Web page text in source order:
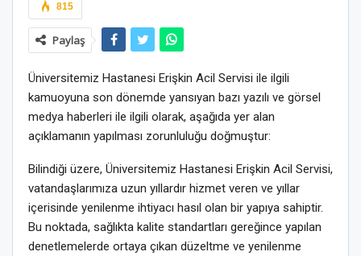
815
Paylaş
Üniversitemiz Hastanesi Erişkin Acil Servisi ile ilgili
kamuoyuna son dönemde yansıyan bazı yazılı ve görsel
medya haberleri ile ilgili olarak, aşağıda yer alan
açıklamanın yapılması zorunluluğu doğmuştur:
Bilindiği üzere, Üniversitemiz Hastanesi Erişkin Acil Servisi,
vatandaşlarımıza uzun yıllardır hizmet veren ve yıllar
içerisinde yenilenme ihtiyacı hasıl olan bir yapıya sahiptir.
Bu noktada, sağlıkta kalite standartları gereğince yapılan
denetlemelerde ortaya çıkan düzeltme ve yenilenme